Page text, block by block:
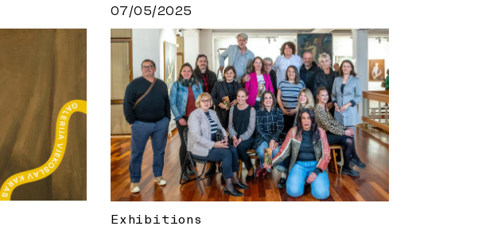
07/05/2025
Exhibitions